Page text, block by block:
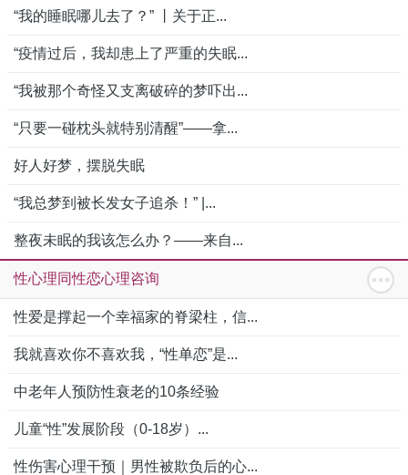
“我的睡眠哪儿去了？” 丨关于正...
“疫情过后，我却患上了严重的失眠...
“我被那个奇怪又支离破碎的梦吓出...
“只要一碰枕头就特别清醒”——拿...
好人好梦，摆脱失眠
“我总梦到被长发女子追杀！” |...
整夜未眠的我该怎么办？——来自...
性心理同性恋心理咨询
性爱是撑起一个幸福家的脊梁柱，信...
我就喜欢你不喜欢我，“性单恋”是...
中老年人预防性衰老的10条经验
儿童“性”发展阶段（0-18岁）...
性伤害心理干预｜男性被欺负后的心...